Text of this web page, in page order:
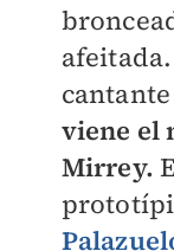
viene el
Mirrey.